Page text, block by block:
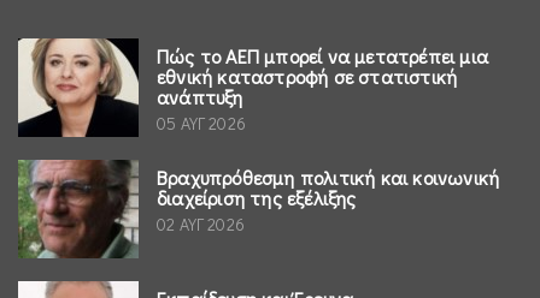
Πώς το ΑΕΠ μπορεί να μετατρέπει μια
εθνική καταστροφή σε στατιστική
ανάπτυξη
05 ΑΥΓ 2026
Βραχυπρόθεσμη πολιτική και κοινωνική
διαχείριση της εξέλιξης
02 ΑΥΓ 2026